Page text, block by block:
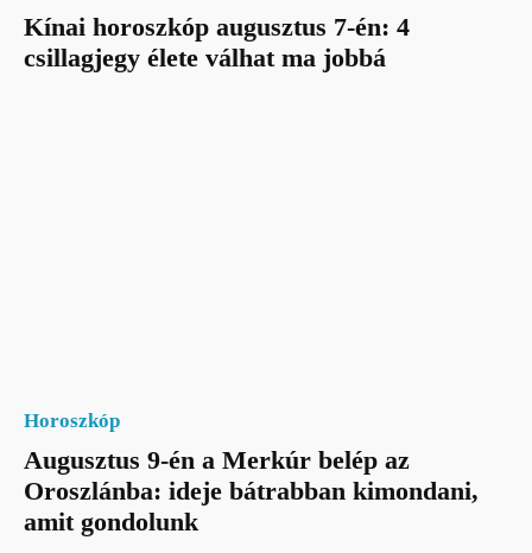
Kínai horoszkóp augusztus 7-én: 4
csillagjegy élete válhat ma jobbá
Horoszkóp
Augusztus 9-én a Merkúr belép az
Oroszlánba: ideje bátrabban kimondani,
amit gondolunk